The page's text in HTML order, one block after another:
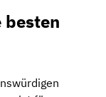
besten